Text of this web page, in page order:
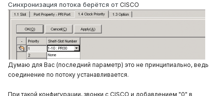
Синхронизация потока берётся от CISCO
Думаю для Вас (последний параметр) это не принципиально, ведь
соединение по потоку устанавливается.
При такой конфигурации, звонки с CISCO и добавлением "0" в